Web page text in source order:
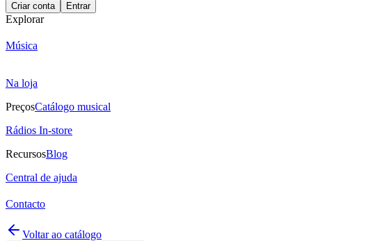
Criar conta Entrar
Explorar
Música
Na loja
PreçosCatálogo musical
Rádios In-store
RecursosBlog
Central de ajuda
Contacto
Voltar ao catálogo